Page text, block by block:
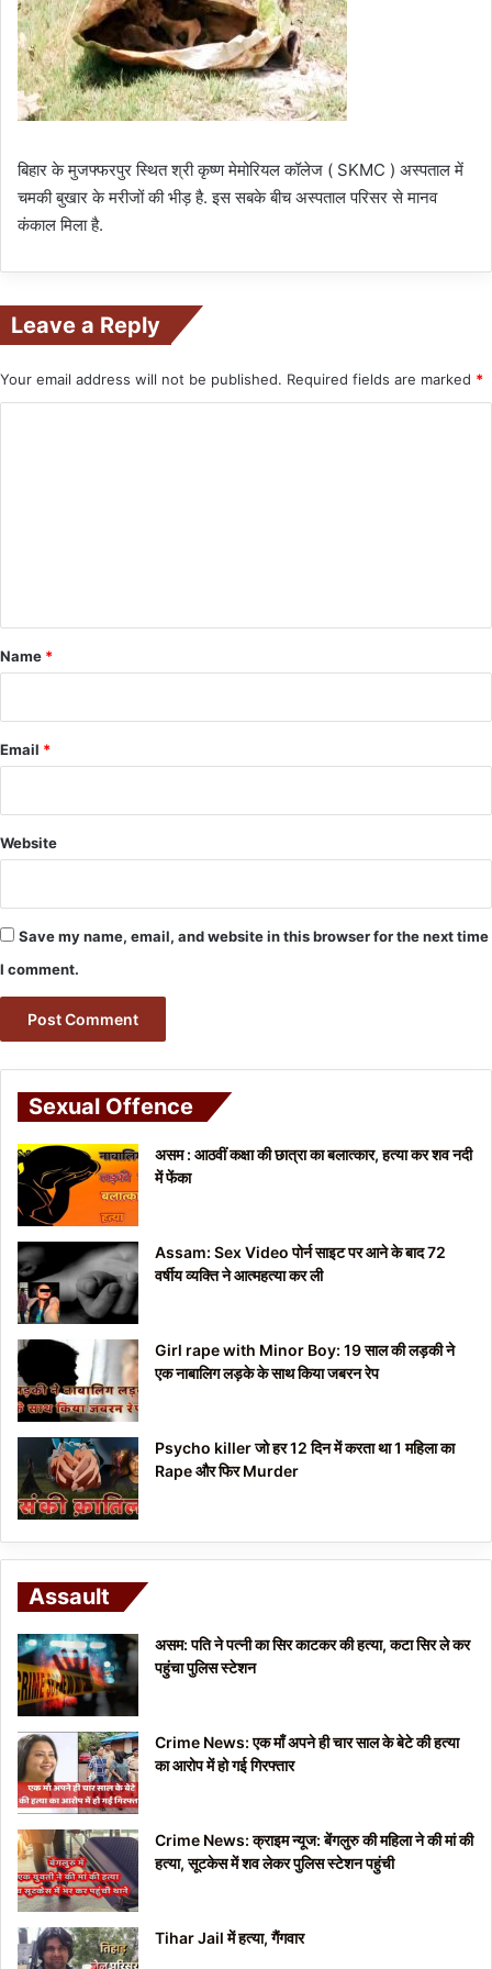
बिहार के मुजफ्फरपुर स्थित श्री कृष्ण मेमोरियल कॉलेज ( SKMC ) अस्पताल में
चमकी बुखार के मरीजों की भीड़ है. इस सबके बीच अस्पताल परिसर से मानव
कंकाल मिला है.
Leave a Reply
Your email address will not be published. Required fields are marked *
*
Name *
Email *
Website
Save my name, email, and website in this browser for the next time
I comment.
Sexual Offence
असम : आठवीं कक्षा की छात्रा का बलात्कार, हत्या कर शव नदी
में फेंका
Assam: Sex Video पोर्न साइट पर आने के बाद 72
वर्षीय व्यक्ति ने आत्महत्या कर ली
Girl rape with Minor Boy: 19 साल की लड़की ने
एक नाबालिग लड़के के साथ किया जबरन रेप
Psycho killer जो हर 12 दिन में करता था 1 महिला का
Rape और फिर Murder
Assault
असम: पति ने पत्नी का सिर काटकर की हत्या, कटा सिर ले कर
पहुंचा पुलिस स्टेशन
Crime News: एक माँ अपने ही चार साल के बेटे की हत्या
का आरोप में हो गई गिरफ्तार
Crime News: क्राइम न्यूज: बेंगलुरु की महिला ने की मां की
हत्या, सूटकेस में शव लेकर पुलिस स्टेशन पहुंची
Tihar Jail में हत्या, गैंगवार